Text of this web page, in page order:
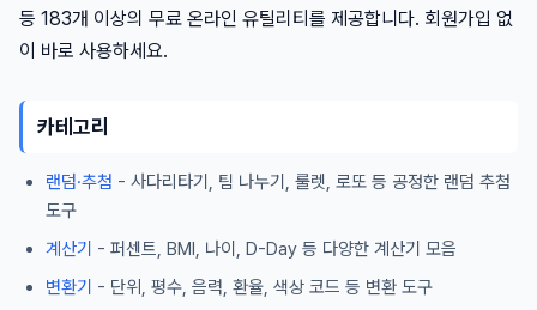
등 183개 이상의 무료 온라인 유틸리티를 제공합니다. 회원가입 없
이 바로 사용하세요.
카테고리
랜덤·추첨 - 사다리타기, 팀 나누기, 룰렛, 로또 등 공정한 랜덤 추첨
도구
계산기 - 퍼센트, BMI, 나이, D-Day 등 다양한 계산기 모음
변환기 - 단위, 평수, 음력, 환율, 색상 코드 등 변환 도구